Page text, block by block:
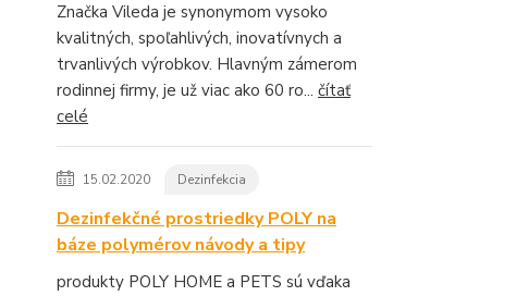
Značka Vileda je synonymom vysoko
kvalitných, spoľahlivých, inovatívnych a
trvanlivých výrobkov. Hlavným zámerom
rodinnej firmy, je už viac ako 60 ro... čítať
celé
15.02.2020 Dezinfekcia
Dezinfekčné prostriedky POLY na
báze polymérov návody a tipy
produkty POLY HOME a PETS sú vďaka